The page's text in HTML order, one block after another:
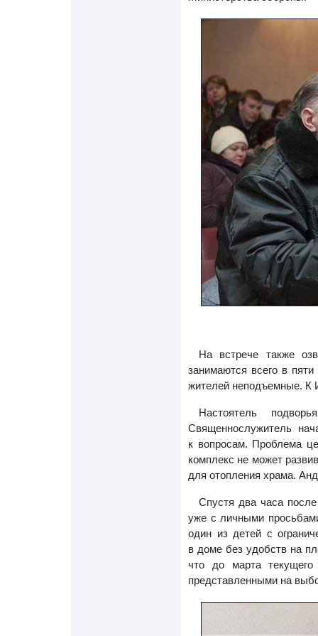
На встрече также
занимаются всего в
жителей неподъемные. К
Настоятель
Священнослужитель
к вопросам. Проблема
комплекс не может
для отопления храма.
Спустя два часа
уже с личными
один из детей с
в доме без удобств на
что до марта
представленными на